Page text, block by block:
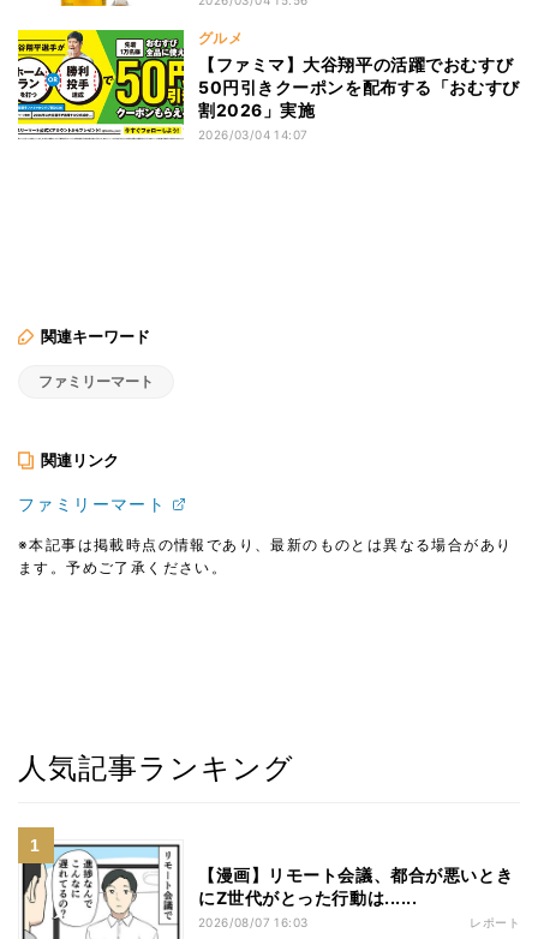
グルメ
【ファミマ】大谷翔平の活躍でおむすび
50円引きクーポンを配布する「おむすび
割2026」実施
2026/03/04 14:07
関連キーワード
ファミリーマート
関連リンク
ファミリーマート
※本記事は掲載時点の情報であり、最新のものとは異なる場合があり
ます。予めご了承ください。
人気記事ランキング
【漫画】リモート会議、都合が悪いとき
にZ世代がとった行動は......
2026/08/07 16:03 レポート